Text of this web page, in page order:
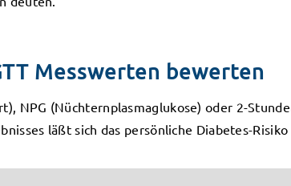
Messwerten bewerten
NPG (Nüchternplasmaglukose) oder 2-
läßt sich das persönliche Diabetes-